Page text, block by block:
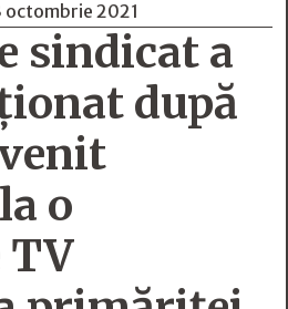
octombrie 2021
sindicat a
după
o
TV